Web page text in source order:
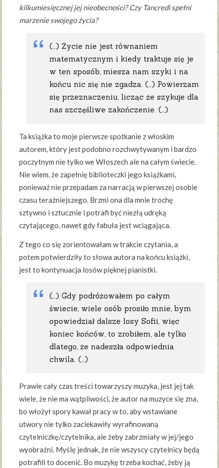
kilkumiesięcznej jej nieobecności? Czy Tancredi spełni
marzenie swojego życia?
(…) Życie nie jest równaniem
matematycznym i kiedy traktuje się je
w ten sposób, miesza nam szyki i na
końcu nic się nie zgadza. (…) Powierzam
się przeznaczeniu, licząc że szykuje dla
nas szczęśliwe zakończenie. (…)
Ta książka to moje pierwsze spotkanie z włoskim
autorem, który jest podobno rozchwytywanym i bardzo
poczytnym nie tylko we Włoszech ale na całym świecie.
Nie wiem, że zapełnię biblioteczki jego książkami,
ponieważ nie przepadam za narracją w pierwszej osobie
czasu teraźniejszego. Brzmi ona dla mnie trochę
sztywno i sztucznie i potrafi być niezłą udręką
czytającego, nawet gdy fabuła jest wciągająca.
Z tego co się zorientowałam w trakcie czytania, a
potem potwierdziły to słowa autora na końcu książki,
jest to kontynuacja losów pięknej pianistki.
(…) Gdy podróżowałem po całym
świecie, wiele osób prosiło mnie, bym
opowiedział dalsze losy Sofii, więc
koniec końców, to zrobiłem, ale tylko
dlatego, że nadeszła odpowiednia
chwila. (…)
Prawie cały czas treści towarzyszy muzyka, jest jej tak
wiele, że nie ma wątpliwości, że autor na muzyce się zna,
bo włożył spory kawał pracy w to, aby wstawiane
utwory nie tylko zaciekawiły wyrafinowaną
czytelniczkę/czytelnika, ale żeby zabrzmiały w jej/jego
wyobraźni. Myślę jednak, że nie wszyscy czytelnicy będą
potrafili to docenić. Bo muzykę trzeba kochać, żeby ją